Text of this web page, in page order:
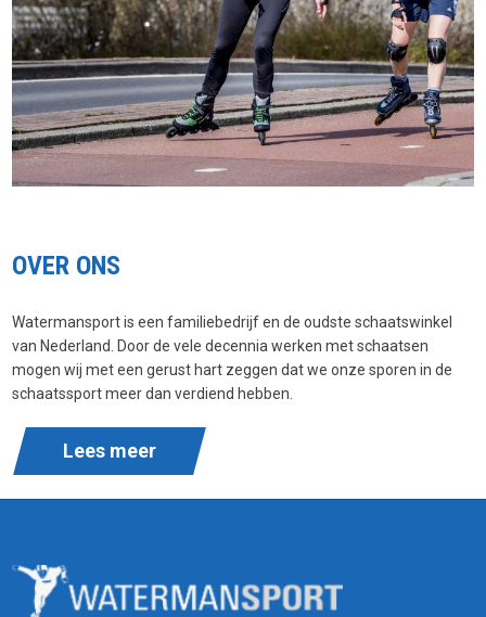
OVER ONS
Watermansport is een familiebedrijf en de oudste schaatswinkel
van Nederland. Door de vele decennia werken met schaatsen
mogen wij met een gerust hart zeggen dat we onze sporen in de
schaatssport meer dan verdiend hebben.
Lees meer